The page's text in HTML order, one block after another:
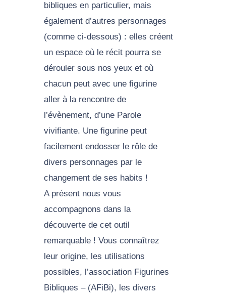
bibliques en particulier, mais
également d’autres personnages
(comme ci-dessous) : elles créent
un espace où le récit pourra se
dérouler sous nos yeux et où
chacun peut avec une figurine
aller à la rencontre de
l’évènement, d’une Parole
vivifiante. Une figurine peut
facilement endosser le rôle de
divers personnages par le
changement de ses habits !
A présent nous vous
accompagnons dans la
découverte de cet outil
remarquable ! Vous connaîtrez
leur origine, les utilisations
possibles, l’association Figurines
Bibliques – (AFiBi), les divers